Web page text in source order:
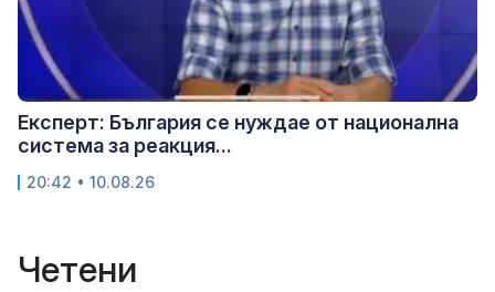
Експерт: България се нуждае от национална
система за реакция...
20:42 • 10.08.26
Четени